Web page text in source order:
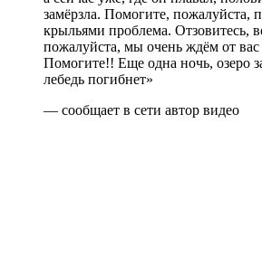
замёрзла. Помогите, пожалуйста,
крыльями проблема. Отзовитесь,
пожалуйста, мы очень ждём от
Помогите!! Еще одна ночь, озеро
лебедь погибнет»
— сообщает в сети автор видео